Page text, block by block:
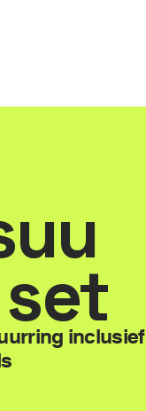
inclusief